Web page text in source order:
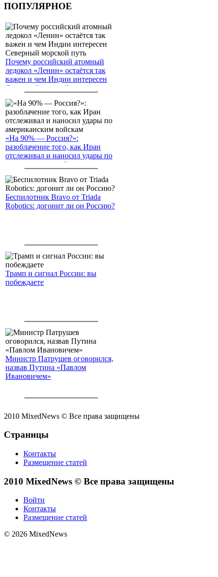
ПОПУЛЯРНОЕ
Почему российский атомный
ледокол «Ленин» остаётся так
важен и чем Индии интересен
Северный морской путь
«На 90% — Россия?»:
разоблачение того, как Иран
отслеживал и наносил удары по
американским войскам
Беспилотник Bravo от Triada
Robotics: догонит ли он Россию?
Трамп и сигнал России: вы
побеждаете
Министр Патрушев оговорился,
назвав Путина «Павлом
Ивановичем»
2010 MixedNews © Все права защищены
Страницы
Контакты
Размещение статей
2010 MixedNews © Все права защищены
Войти
Контакты
Размещение статей
© 2026 MixedNews